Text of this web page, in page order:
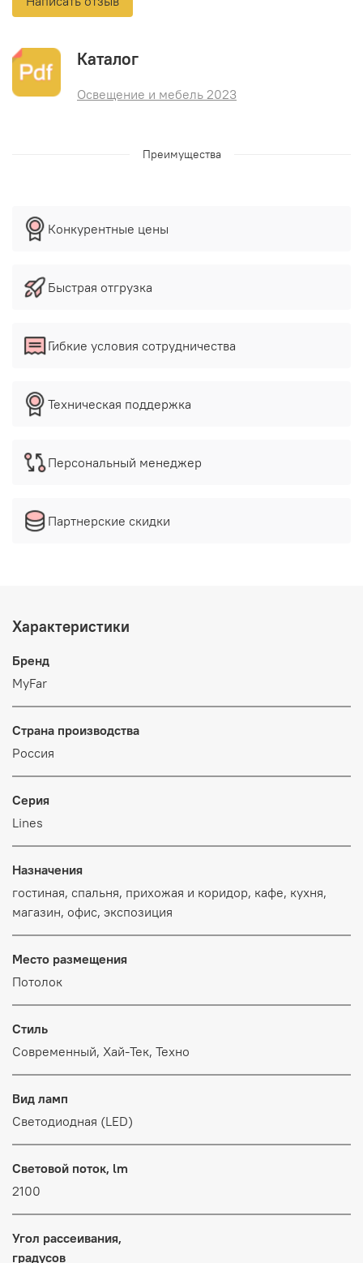
Каталог
Освещение и мебель 2023
Преимущества
Конкурентные цены
Быстрая отгрузка
Гибкие условия сотрудничества
Техническая поддержка
Персональный менеджер
Партнерские скидки
Характеристики
Бренд
MyFar
Страна производства
Россия
Серия
Lines
Назначения
гостиная, спальня, прихожая и коридор, кафе, кухня,
магазин, офис, экспозиция
Место размещения
Потолок
Стиль
Современный, Хай-Тек, Техно
Вид ламп
Светодиодная (LED)
Световой поток, lm
2100
Угол рассеивания,
градусов